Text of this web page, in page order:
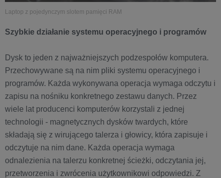
Laptop z pojedynczym slotem pamięci RAM
Szybkie działanie systemu operacyjnego i programów
Dysk to jeden z najważniejszych podzespołów komputera.
Przechowywane są na nim pliki systemu operacyjnego i
programów. Każda wykonywana operacja wymaga odczytu i
zapisu na nośniku konkretnego zestawu danych. Przez
wiele lat producenci komputerów korzystali z jednej
technologii - magnetycznych dysków twardych, które
składają się z wirującego talerza i głowicy, która zapisuje i
odczytuje na nim dane. Każda operacja wymaga
odnalezienia na talerzu konkretnej ścieżki, odczytania jej,
przetworzenia i zwrócenia użytkownikowi odpowiedzi. Z